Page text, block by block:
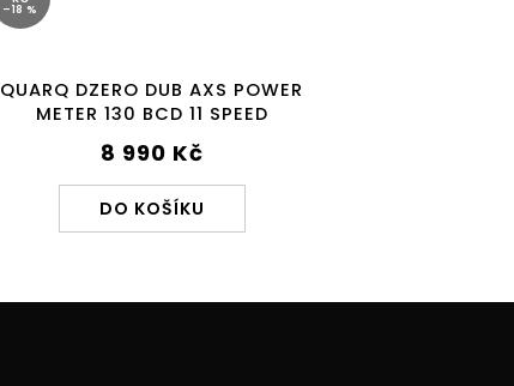
–18 %
QUARQ DZERO DUB AXS POWER
METER 130 BCD 11 SPEED
8 990 Kč
DO KOŠÍKU